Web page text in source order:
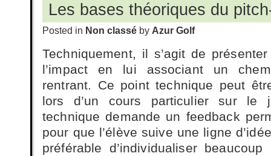
Les bases théoriques du
Posted in Non classé by Azur Golf
Techniquement, il s’agit de
l’impact en lui associant un
rentrant. Ce point technique peut
lors d’un cours particulier sur le
technique demande un feedback
pour que l’élève suive une ligne
préférable d’individualiser